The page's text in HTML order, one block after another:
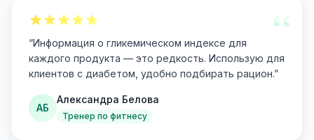
“
“Информация о гликемическом индексе для
каждого продукта — это редкость. Использую для
клиентов с диабетом, удобно подбирать рацион.”
АБ
Александра Белова
Тренер по фитнесу